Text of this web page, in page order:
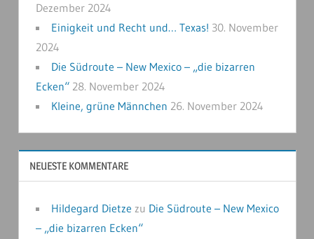
Dezember 2024
Einigkeit und Recht und… Texas! 30. November
2024
Die Südroute – New Mexico – „die bizarren
Ecken“ 28. November 2024
Kleine, grüne Männchen 26. November 2024
NEUESTE KOMMENTARE
Hildegard Dietze zu Die Südroute – New Mexico
– „die bizarren Ecken“